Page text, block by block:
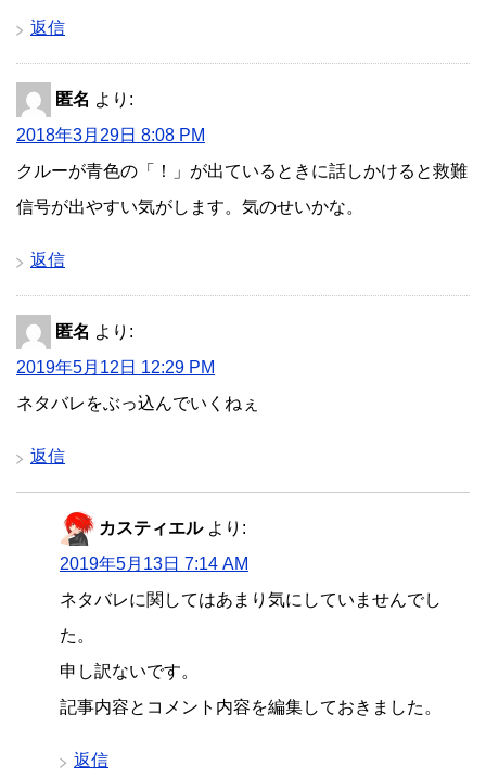
返信
匿名 より:
2018年3月29日 8:08 PM
クルーが青色の「！」が出ているときに話しかけると救難
信号が出やすい気がします。気のせいかな。
返信
匿名 より:
2019年5月12日 12:29 PM
ネタバレをぶっ込んでいくねぇ
返信
カスティエル より:
2019年5月13日 7:14 AM
ネタバレに関してはあまり気にしていませんでし
た。
申し訳ないです。
記事内容とコメント内容を編集しておきました。
返信